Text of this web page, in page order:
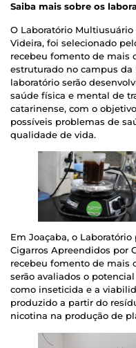
Saiba mais sobre os
O Laboratório
Videira, foi selecionado
recebeu fomento de mais
estruturado no campus da
laboratório serão
saúde física e mental de
catarinense, com o
possíveis problemas de
qualidade de vida.
Em Joaçaba, o
Cigarros Apreendidos por
recebeu fomento de mais
serão avaliados o
como inseticida e a
produzido a partir do
nicotina na produção de